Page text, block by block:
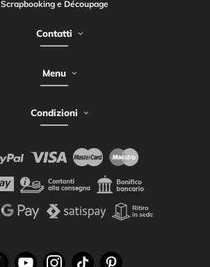
Scrapbooking e Découpage
Contatti
Menu
Condizioni